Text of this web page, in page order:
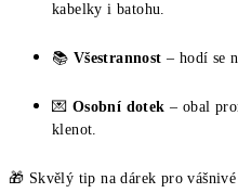
kabelky i batohu.
📚 Všestrannost – hodí se
💌 Osobní dotek – obal
klenot.
🎁 Skvělý tip na dárek pro